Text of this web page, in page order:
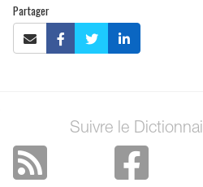
Partager
Suivre le